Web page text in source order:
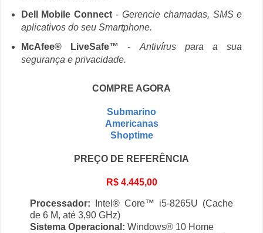
Dell Mobile Connect - Gerencie chamadas, SMS e
aplicativos do seu Smartphone.
McAfee® LiveSafe™
- Antivírus para a sua
segurança e privacidade.
COMPRE AGORA
Submarino
Americanas
Shoptime
PREÇO DE REFERÊNCIA
R$ 4.445,00
Processador: Intel® Core™ i5-8265U (Cache
de 6 M, até 3,90 GHz)
Sistema Operacional: Windows® 10 Home